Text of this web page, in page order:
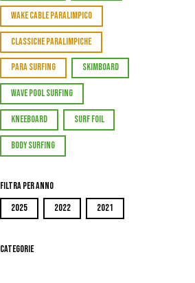
WAKE CABLE PARALIMPICO
CLASSICHE PARALIMPICHE
PARA SURFING SKIMBOARD
WAVE POOL SURFING
KNEEBOARD SURF FOIL
BODY SURFING
Filtra per Anno
2025
2022 2021
Categorie